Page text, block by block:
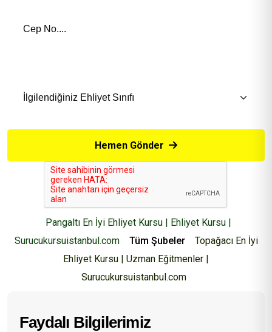
Hemen Gönder
Pangaltı En İyi Ehliyet Kursu | Ehliyet Kursu |
Surucukursuistanbul.com
Tüm Şubeler
Topağacı En İyi
Ehliyet Kursu | Uzman Eğitmenler |
Surucukursuistanbul.com
Faydalı Bilgilerimiz